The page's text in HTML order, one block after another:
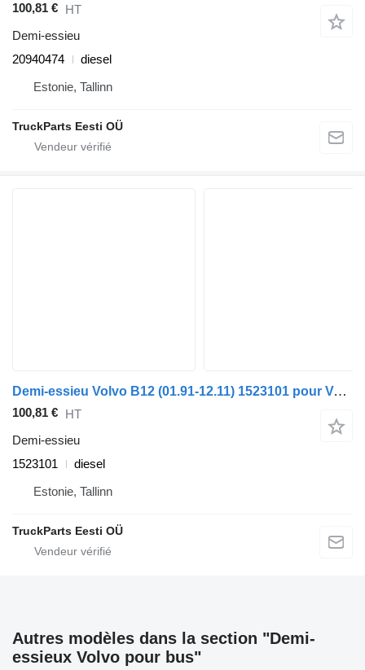
100,81 € HT
Demi-essieu
20940474
diesel
Estonie, Tallinn
TruckParts Eesti OÜ
Demi-essieu Volvo B12 (01.91-12.11) 1523101 pour Volvo B6, B7, B9, B10, B12 bus (1978-2011)
100,81 € HT
Demi-essieu
1523101
diesel
Estonie, Tallinn
TruckParts Eesti OÜ
Autres modèles dans la section "Demi-
essieux Volvo pour bus"